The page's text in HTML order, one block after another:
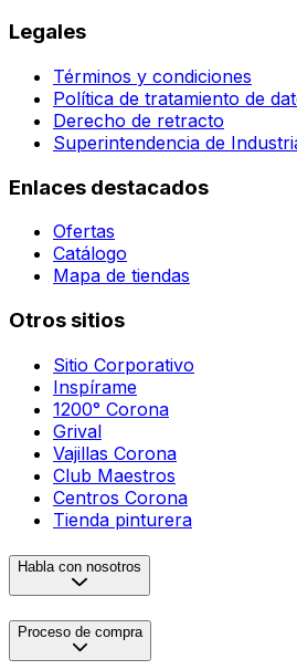
Legales
Términos y condiciones
Política de tratamiento de
Derecho de retracto
Superintendencia de
Enlaces destacados
Ofertas
Catálogo
Mapa de tiendas
Otros sitios
Sitio Corporativo
Inspírame
1200° Corona
Grival
Vajillas Corona
Club Maestros
Centros Corona
Tienda pinturera
Habla con nosotros
Proceso de compra